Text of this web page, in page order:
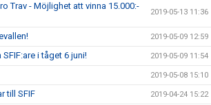
Trav - Möjlighet att vinna 15.000:-
2019-05-13 11:36
2019-05-09 12:59
i tåget 6 juni! 2019-05-09 11:54
2019-05-08 15:10
till SFIF 2019-04-24 15:22